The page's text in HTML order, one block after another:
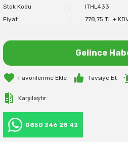
Stok Kodu
ITHL433
Fiyat
778,75 TL +
Gelince
Tavsiye Et
Karşılaştır
0850 346 28 42